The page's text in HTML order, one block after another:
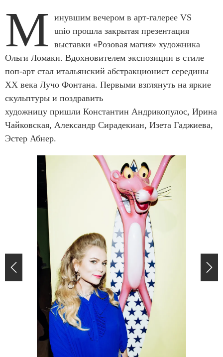
М
инувшим вечером в арт-галерее VS
unio прошла закрытая презентация
выставки «Розовая магия» художника
Ольги Ломаки. Вдохновителем экспозиции в стиле
поп-арт стал итальянский абстракционист середины
XX века Лучо Фонтана. Первыми взглянуть на яркие
скульптуры и поздравить
художницу пришли Константин Андрикопулос, Ирина
Чайковская, Александр Сирадекиан, Изета Гаджиева,
Эстер Абнер.